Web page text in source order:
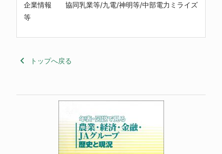
企業情報 協同乳業等/九電/神明等/中部電力ミライズ
等
keyboard_arrow_left トップへ戻る